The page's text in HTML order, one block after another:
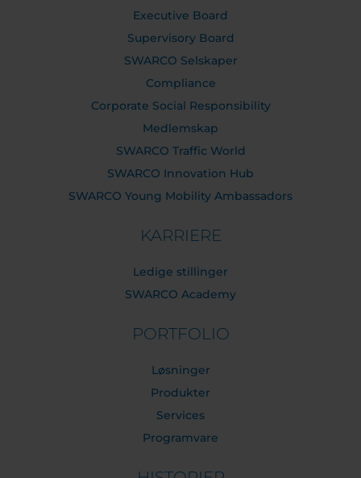
Executive Board
Supervisory Board
SWARCO Selskaper
Compliance
Corporate Social Responsibility
Medlemskap
SWARCO Traffic World
SWARCO Innovation Hub
SWARCO Young Mobility Ambassadors
KARRIERE
Ledige stillinger
SWARCO Academy
PORTFOLIO
Løsninger
Produkter
Services
Programvare